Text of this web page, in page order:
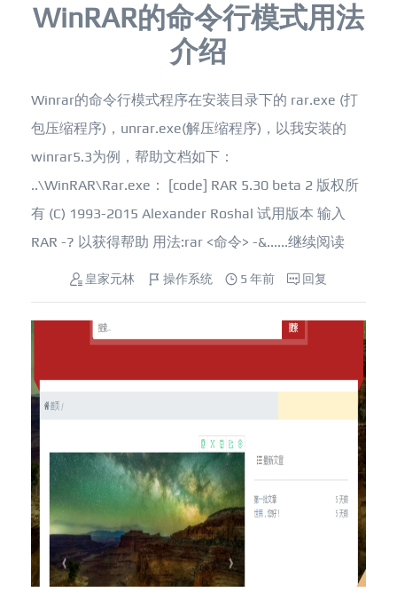
WinRAR的命令行模式用法
介绍
Winrar的命令行模式程序在安装目录下的 rar.exe (打
包压缩程序)，unrar.exe(解压缩程序)，以我安装的
winrar5.3为例，帮助文档如下：
..\WinRAR\Rar.exe： [code] RAR 5.30 beta 2 版权所
有 (C) 1993-2015 Alexander Roshal 试用版本 输入
RAR -? 以获得帮助 用法:rar <命令> -&......继续阅读
皇家元林 操作系统 5 年前 回复